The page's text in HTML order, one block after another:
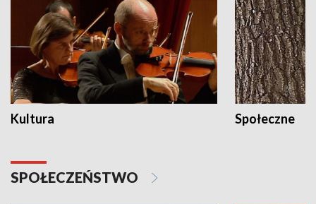
Kultura Społeczne
SPOŁECZEŃSTWO